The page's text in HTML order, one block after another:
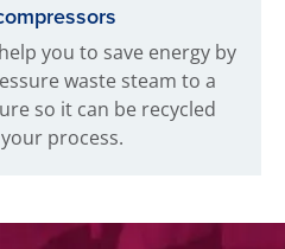
you to save energy by
waste steam to a
so it can be recycled
process.